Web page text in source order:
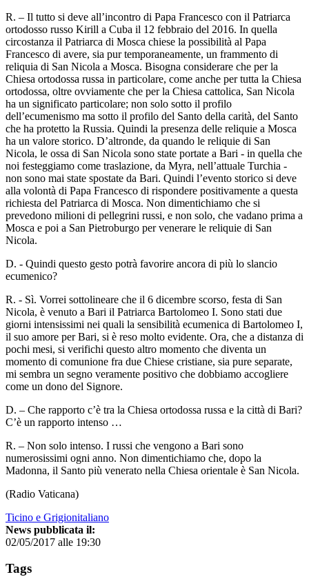
R. – Il tutto si deve all’incontro di Papa Francesco con il Patriarca
ortodosso russo Kirill a Cuba il 12 febbraio del 2016. In quella
circostanza il Patriarca di Mosca chiese la possibilità al Papa
Francesco di avere, sia pur temporaneamente, un frammento di
reliquia di San Nicola a Mosca. Bisogna considerare che per la
Chiesa ortodossa russa in particolare, come anche per tutta la Chiesa
ortodossa, oltre ovviamente che per la Chiesa cattolica, San Nicola
ha un significato particolare; non solo sotto il profilo
dell’ecumenismo ma sotto il profilo del Santo della carità, del Santo
che ha protetto la Russia. Quindi la presenza delle reliquie a Mosca
ha un valore storico. D’altronde, da quando le reliquie di San
Nicola, le ossa di San Nicola sono state portate a Bari - in quella che
noi festeggiamo come traslazione, da Myra, nell’attuale Turchia -
non sono mai state spostate da Bari. Quindi l’evento storico si deve
alla volontà di Papa Francesco di rispondere positivamente a questa
richiesta del Patriarca di Mosca. Non dimentichiamo che si
prevedono milioni di pellegrini russi, e non solo, che vadano prima a
Mosca e poi a San Pietroburgo per venerare le reliquie di San
Nicola.
D. - Quindi questo gesto potrà favorire ancora di più lo slancio
ecumenico?
R. - Sì. Vorrei sottolineare che il 6 dicembre scorso, festa di San
Nicola, è venuto a Bari il Patriarca Bartolomeo I. Sono stati due
giorni intensissimi nei quali la sensibilità ecumenica di Bartolomeo I,
il suo amore per Bari, si è reso molto evidente. Ora, che a distanza di
pochi mesi, si verifichi questo altro momento che diventa un
momento di comunione fra due Chiese cristiane, sia pure separate,
mi sembra un segno veramente positivo che dobbiamo accogliere
come un dono del Signore.
D. – Che rapporto c’è tra la Chiesa ortodossa russa e la città di Bari?
C’è un rapporto intenso …
R. – Non solo intenso. I russi che vengono a Bari sono
numerosissimi ogni anno. Non dimentichiamo che, dopo la
Madonna, il Santo più venerato nella Chiesa orientale è San Nicola.
(Radio Vaticana)
Ticino e Grigionitaliano
News pubblicata il:
02/05/2017 alle 19:30
Tags